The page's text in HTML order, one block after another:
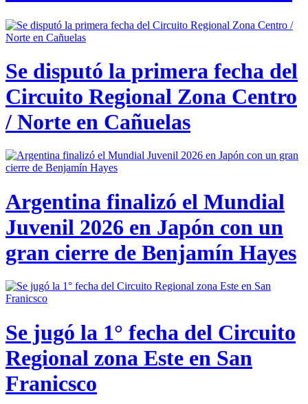
Se disputó la primera fecha del
Circuito Regional Zona Centro
/ Norte en Cañuelas
Argentina finalizó el Mundial
Juvenil 2026 en Japón con un
gran cierre de Benjamín Hayes
Se jugó la 1° fecha del Circuito
Regional zona Este en San
Franicsco